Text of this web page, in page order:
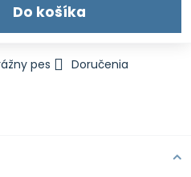
Do košíka
pes
Doručenia